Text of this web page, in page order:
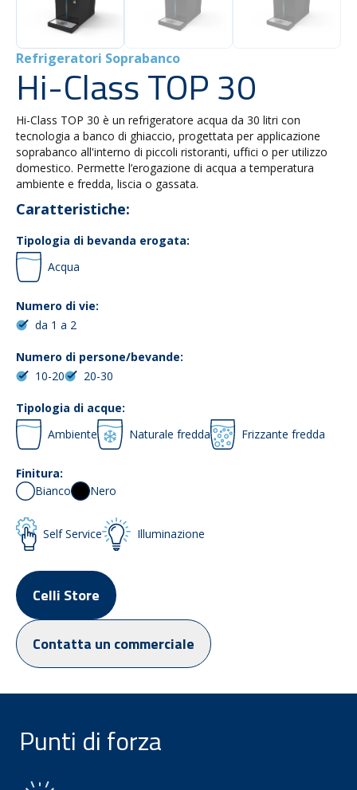
Refrigeratori Soprabanco
Hi-Class TOP 30
Hi-Class TOP 30 è un refrigeratore acqua da 30 litri con
tecnologia a banco di ghiaccio, progettata per applicazione
soprabanco all'interno di piccoli ristoranti, uffici o per utilizzo
domestico. Permette l’erogazione di acqua a temperatura
ambiente e fredda, liscia o gassata.
Caratteristiche:
Tipologia di bevanda erogata:
Acqua
Numero di vie:
da 1 a 2
Numero di persone/bevande:
10-20
20-30
Tipologia di acque:
Ambiente
Naturale fredda Frizzante fredda
Finitura:
Bianco
Nero
Self Service Illuminazione
Celli Store
Contatta un commerciale
Punti di forza